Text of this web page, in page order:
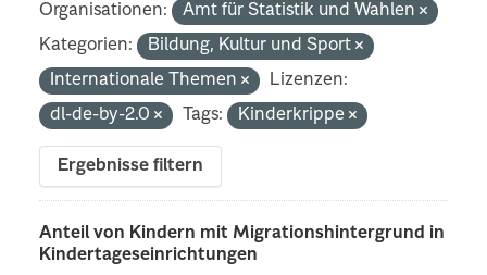
Organisationen:
Amt für Statistik und Wahlen
Kategorien:
Bildung, Kultur und Sport
Internationale Themen
Lizenzen:
dl-de-by-2.0
Tags: Kinderkrippe
Ergebnisse filtern
Anteil von Kindern mit Migrationshintergrund in
Kindertageseinrichtungen